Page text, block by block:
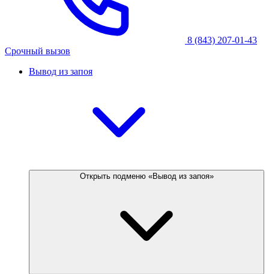
8 (843) 207-01-43
Срочный вызов
Вывод из запоя
Открыть подменю «Вывод из запоя»